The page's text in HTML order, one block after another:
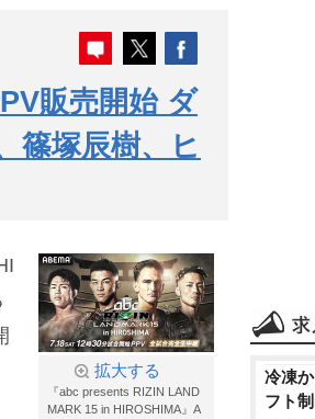
販売開始 ダ
篠塚辰樹、ヒ
拡大する
『abc presents RIZIN LAND
MARK 15 in HIROSHIMA』A
冷凍
フト